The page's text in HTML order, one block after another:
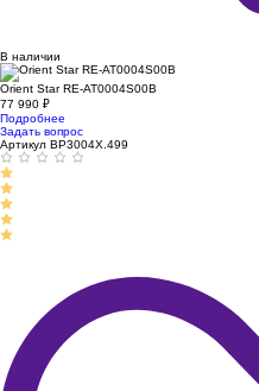
В наличии
Orient Star RE-AT0004S00B
77 990 ₽
Подробнее
Задать вопрос
Артикул BP3004X.499